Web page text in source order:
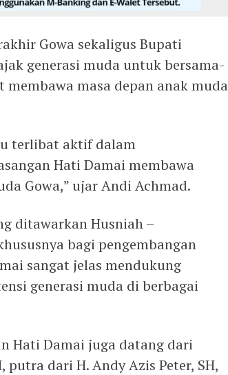
Gowa sekaligus Bupati
generasi muda untuk bersama-
masa depan anak muda
terlibat aktif dalam
Hati Damai membawa
Gowa,” ujar Andi Achmad.
ditawarkan Husniah –
bagi pengembangan
sangat jelas mendukung
generasi muda di berbagai
Hati Damai juga datang dari
dari H. Andy Azis Peter, SH,